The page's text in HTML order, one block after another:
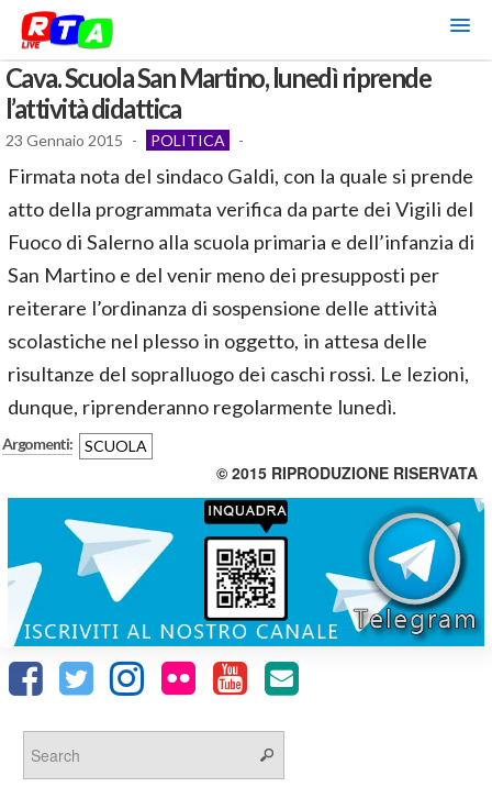
Cava. Scuola San Martino, lunedì riprende
l’attività didattica
23 Gennaio 2015 - POLITICA -
Firmata nota del sindaco Galdi, con la quale si prende
atto della programmata verifica da parte dei Vigili del
Fuoco di Salerno alla scuola primaria e dell’infanzia di
San Martino e del venir meno dei presupposti per
reiterare l’ordinanza di sospensione delle attività
scolastiche nel plesso in oggetto, in attesa delle
risultanze del sopralluogo dei caschi rossi. Le lezioni,
dunque, riprenderanno regolarmente lunedì.
Argomenti: SCUOLA
© 2015 RIPRODUZIONE RISERVATA